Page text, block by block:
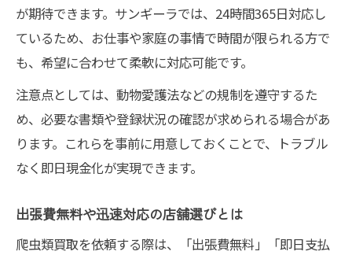
が期待できます。サンギーラでは、24時間365日対応し
ているため、お仕事や家庭の事情で時間が限られる方で
も、希望に合わせて柔軟に対応可能です。
注意点としては、動物愛護法などの規制を遵守するた
め、必要な書類や登録状況の確認が求められる場合があ
ります。これらを事前に用意しておくことで、トラブル
なく即日現金化が実現できます。
出張費無料や迅速対応の店舗選びとは
爬虫類買取を依頼する際は、「出張費無料」「即日支払